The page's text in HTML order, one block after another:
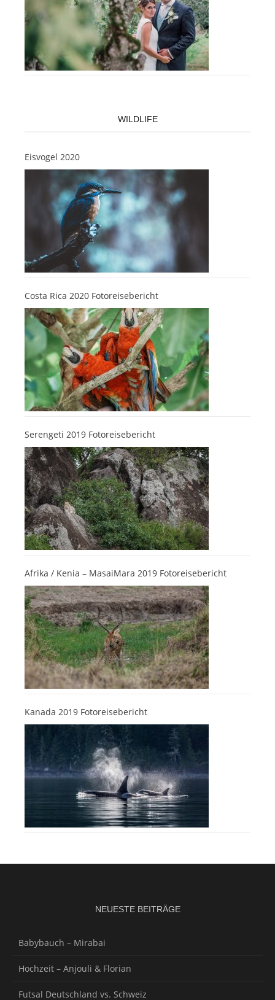
WILDLIFE
Eisvogel 2020
Costa Rica 2020 Fotoreisebericht
Serengeti 2019 Fotoreisebericht
Afrika / Kenia – MasaiMara 2019 Fotoreisebericht
Kanada 2019 Fotoreisebericht
NEUESTE BEITRÄGE
Babybauch – Mirabai
Hochzeit – Anjouli & Florian
Futsal Deutschland vs. Schweiz